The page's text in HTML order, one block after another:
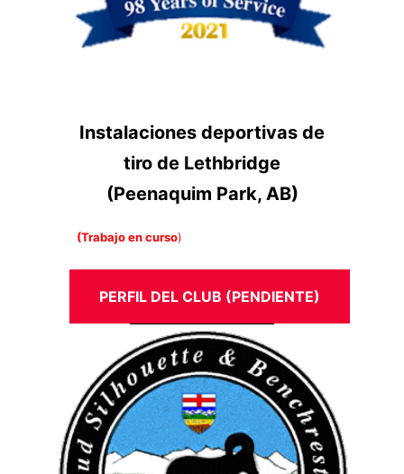
Instalaciones deportivas de
tiro de Lethbridge
(Peenaquim Park, AB)
(Trabajo en curso)
PERFIL DEL CLUB (PENDIENTE)